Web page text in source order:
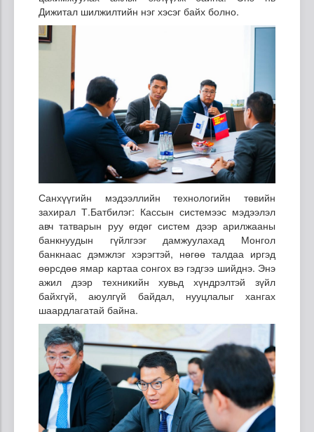
Дижитал шилжилтийн нэг хэсэг байх болно.
Санхүүгийн мэдээллийн технологийн төвийн
захирал Т.Батбилэг: Кассын системээс мэдээлэл
авч татварын руу өгдөг систем дээр арилжааны
банкнуудын гүйлгээг дамжуулахад Монгол
банкнаас дэмжлэг хэрэгтэй, нөгөө талдаа иргэд
өөрсдөө ямар картаа сонгох вэ гэдгээ шийднэ. Энэ
ажил дээр техникийн хувьд хүндрэлтэй зүйл
байхгүй, аюулгүй байдал, нууцлалыг хангах
шаардлагатай байна.